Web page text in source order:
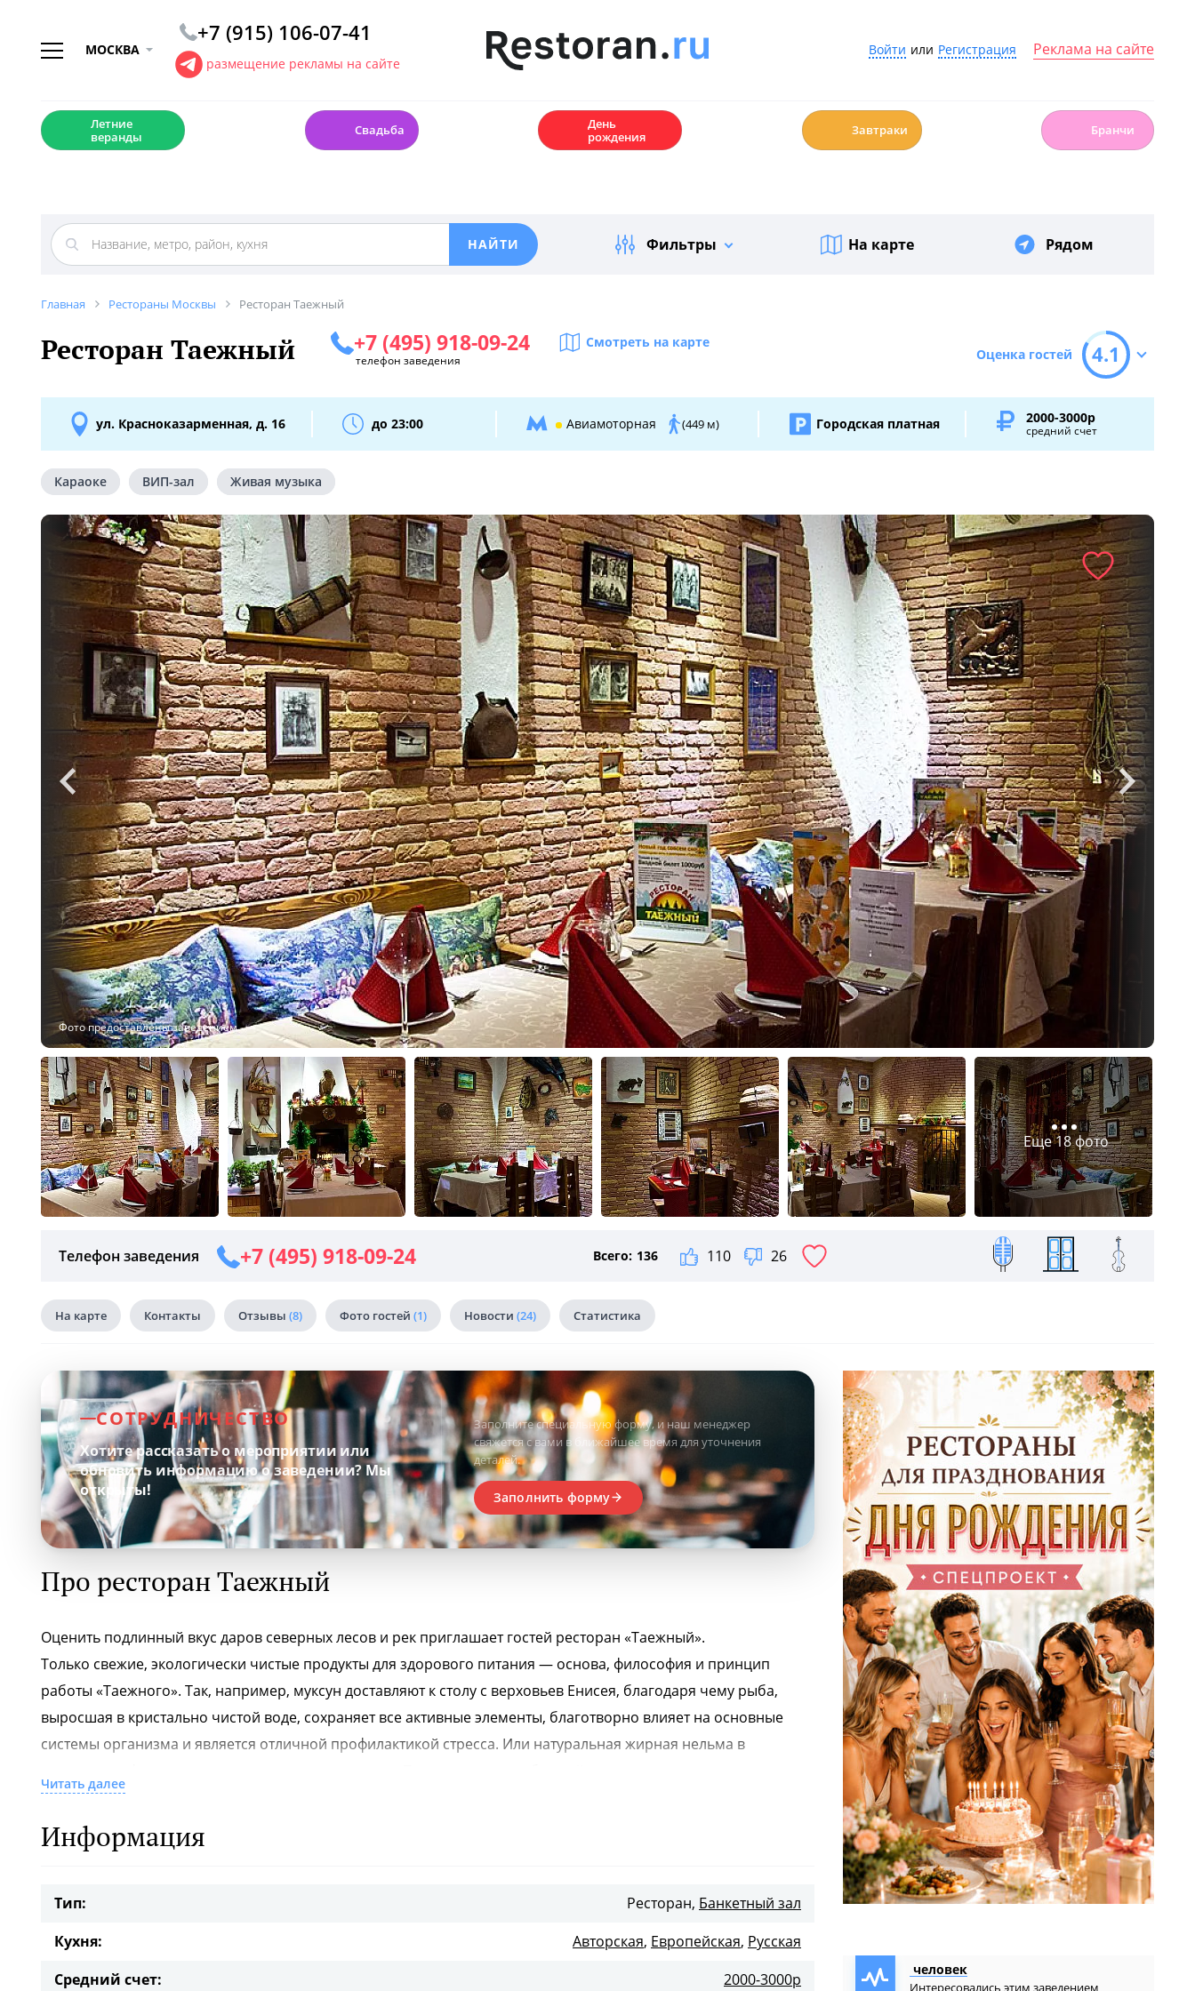
МОСКВА
+7 (915) 106-07-41
размещение рекламы на сайте
Войти или Регистрация Реклама на сайте
Летние
веранды
Свадьба
День
рождения
Завтраки Бранчи
Фильтры На карте Рядом
Главная Рестораны Москвы Ресторан Таежный
Ресторан Таежный +7 (495) 918-09-24
телефон заведения
Смотреть на карте
Оценка гостей 4.1
ул. Красноказарменная, д. 16 до 23:00 Авиамоторная (449 м) Городская платная 2000-3000р
средний счет
Караоке ВИП-зал Живая музыка
Еще 18 фото
Фото предоставлены заведением
Телефон заведения +7 (495) 918-09-24 Всего: 136 110 26
На карте Контакты Отзывы (8) Фото гостей (1) Новости (24) Статистика
СОТРУДНИЧЕСТВО
Хотите рассказать о мероприятии или
обновить информацию о заведении?Мы
открыты!
Заполните специальную форму, и наш менеджер
свяжется с вами в ближайшее время для уточнения
деталей.
Заполнить форму
Про ресторан Таежный
Оценить подлинный вкус даров северных лесов и рек приглашает гостей ресторан «Таежный».
Только свежие, экологически чистые продукты для здорового питания — основа, философия и принцип
работы «Таежного». Так, например, муксун доставляют к столу с верховьев Енисея, благодаря чему рыба,
выросшая в кристально чистой воде, сохраняет все активные элементы, благотворно влияет на основные
системы организма и является отличной профилактикой стресса. Или натуральная жирная нельма в
является, по сути, образцом здорового питания.
Вообще, кухня «Таежного» — удивительные, кропотливо подобранные блюда, сочетающие в себе
экологичность, природную пользу и изумительный вкус. К примеру, нежнейшее карпаччо из оленины
кислинку, в него добавляют северные ягоды.
Ослепительный в подаче и вкусе «огненный» кабан с дополняющим ароматом кунжута и соевого соуса;
Читать далее
Информация
Тип: Ресторан, Банкетный зал
Кухня:
Авторская, Европейская, Русская
Средний счет:
2000-3000р
человек
Интересовались этим заведением